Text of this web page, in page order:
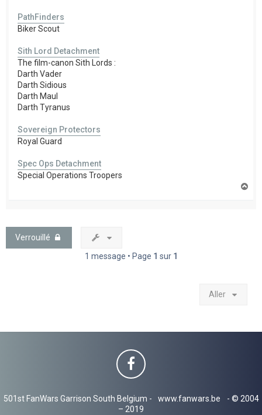
PathFinders
Biker Scout
Sith Lord Detachment
The film-canon Sith Lords :
Darth Vader
Darth Sidious
Darth Maul
Darth Tyranus
Sovereign Protectors
Royal Guard
Spec Ops Detachment
Special Operations Troopers
Verrouillé
1 message • Page 1 sur 1
Aller
501st FanWars Garrison South Belgium - www.fanwars.be
- © 2004
– 2019